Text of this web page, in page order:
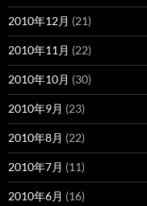
2010年12月 (21)
2010年11月 (22)
2010年10月 (30)
2010年9月 (23)
2010年8月 (22)
2010年7月 (11)
2010年6月 (16)